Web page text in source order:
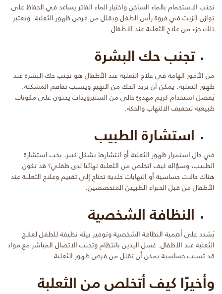
تجنب الاستحمام بالماء الساخن واختيار الماء الفاتر يساعد في الحفاظ على
توازن الزيت في فروة رأس الطفل ويقلل من فرص ظهور الثعلبة. ويعتبر
ذلك جزء من علاج الثعلبة عند الأطفال.
تجنب حك البشرة
من الأمور الهامة في علاج الثعلبة عند الأطفال هو تجنب حك البشرة عند
ظهور الثعلبة. يمكن أن يزيد الحك من التهيج ويسبب تفاقم المشكلة.
يُفضل استخدام كريم مهدئ خالي من الستيرويدات يحتوي على مكونات
طبيعية لتخفيف الالتهاب والحكة.
استشارة الطبيب
في حال استمرار ظهور الثعلبة أو انتشارها بشكل كبير، يجب استشارة
الطبيب، وسؤاله كيف اتخلص من الثعلبة نهائيا لدى طفلي؟ قد تكون
هناك حالات حساسية أو التهابات جلدية تحتاج إلى تقييم وعلاج الثعلبة عند
الأطفال من قبل الخبراء الطبيين المتخصصين.
النظافة الشخصية
يُشدد على أهمية النظافة الشخصية وتوفير بيئة نظيفة للطفل لعلاج
الثعلبة عند الأطفال. غسل اليدين بانتظام وتجنب الاتصال المباشر مع مواد
قد تسبب حساسية يمكن أن تقلل من فرص ظهور الثعلبة.
وأخيرًا كيف أتخلص من الثعلبة